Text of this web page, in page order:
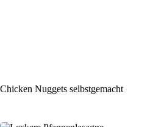
Chicken Nuggets selbstgemacht